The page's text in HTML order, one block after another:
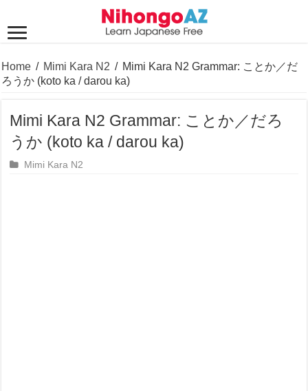
Home / Mimi Kara N2 / Mimi Kara N2 Grammar: ことか／だ
ろうか (koto ka / darou ka)
Mimi Kara N2 Grammar: ことか／だろ
うか (koto ka / darou ka)
Mimi Kara N2